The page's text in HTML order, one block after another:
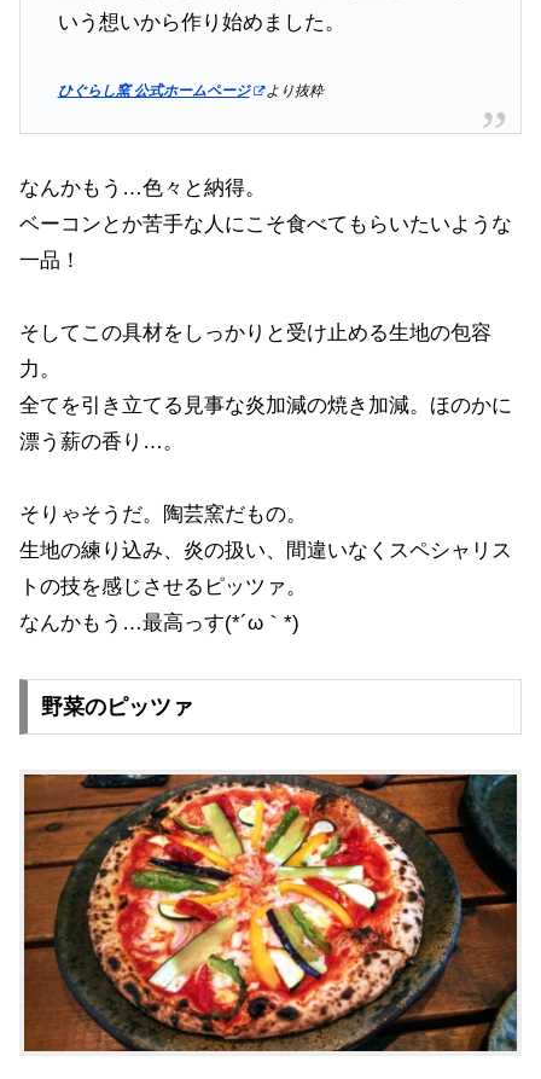
いう想いから作り始めました。
ひぐらし窯 公式ホームページ より抜粋
なんかもう…色々と納得。
ベーコンとか苦手な人にこそ食べてもらいたいような
一品！
そしてこの具材をしっかりと受け止める生地の包容
力。
全てを引き立てる見事な炎加減の焼き加減。ほのかに
漂う薪の香り…。
そりゃそうだ。陶芸窯だもの。
生地の練り込み、炎の扱い、間違いなくスペシャリス
トの技を感じさせるピッツァ。
なんかもう…最高っす(*´ω｀*)
野菜のピッツァ